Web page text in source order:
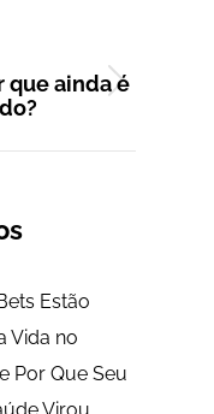
que ainda é
Estão
Vida no
Por Que Seu